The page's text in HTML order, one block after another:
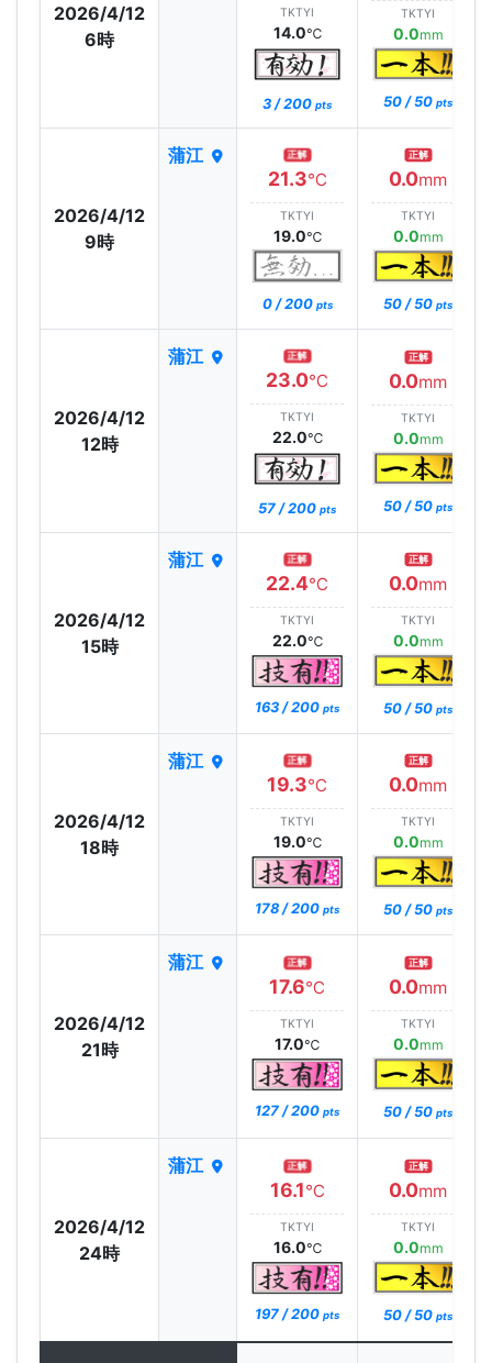
2026/4/12
6時
TKTYI
14.0℃
3 / 200 pts
TKTYI
0.0mm
50 / 50 pts
2026/4/12
9時
蒲江 正解
21.3℃
TKTYI
19.0℃
0 / 200 pts
正解
0.0mm
TKTYI
0.0mm
50 / 50 pts
2026/4/12
12時
蒲江 正解
23.0℃
TKTYI
22.0℃
57 / 200 pts
正解
0.0mm
TKTYI
0.0mm
50 / 50 pts
2026/4/12
15時
蒲江 正解
22.4℃
TKTYI
22.0℃
163 / 200 pts
正解
0.0mm
TKTYI
0.0mm
50 / 50 pts
2026/4/12
18時
蒲江 正解
19.3℃
TKTYI
19.0℃
178 / 200 pts
正解
0.0mm
TKTYI
0.0mm
50 / 50 pts
2026/4/12
21時
蒲江 正解
17.6℃
TKTYI
17.0℃
127 / 200 pts
正解
0.0mm
TKTYI
0.0mm
50 / 50 pts
2026/4/12
24時
蒲江 正解
16.1℃
TKTYI
16.0℃
197 / 200 pts
正解
0.0mm
TKTYI
0.0mm
50 / 50 pts